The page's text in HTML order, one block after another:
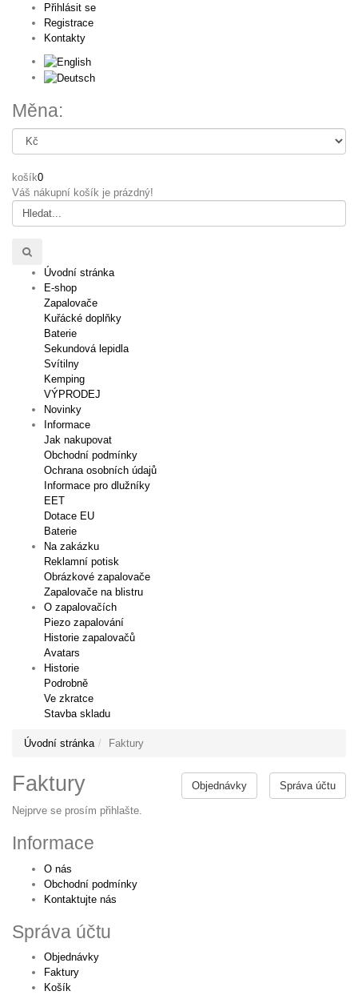
Přihlásit se
Registrace
Kontakty
Měna:
košík0
Váš nákupní košík je prázdný!
Úvodní stránka
E-shop
Zapalovače
Kuřácké doplňky
Baterie
Sekundová lepidla
Svítilny
Kemping
VÝPRODEJ
Novinky
Informace
Jak nakupovat
Obchodní podmínky
Ochrana osobních údajů
Informace pro dlužníky
EET
Dotace EU
Baterie
Na zakázku
Reklamní potisk
Obrázkové zapalovače
Zapalovače na blistru
O zapalovačích
Piezo zapalování
Historie zapalovačů
Avatars
Historie
Podrobně
Ve zkratce
Stavba skladu
Úvodní stránka Faktury
Správa účtu
Objednávky
Faktury
Nejprve se prosím přihlašte.
Informace
O nás
Obchodní podmínky
Kontaktujte nás
Správa účtu
Objednávky
Faktury
Košík